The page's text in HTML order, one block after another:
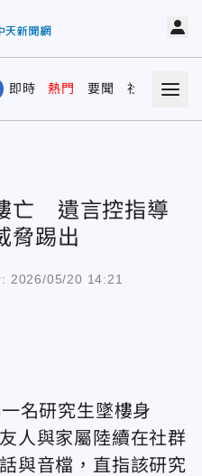
即時 熱門 要聞 社會 娛樂
亡 遺言控指導
脅踢出
2026/05/20 14:21
名研究生墜樓身
人與家屬陸續在社群
與音檔，直指該研究